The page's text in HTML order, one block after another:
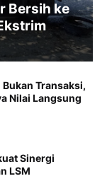
Bersih ke
Transaksi,
Nilai Langsung
Sinergi
LSM